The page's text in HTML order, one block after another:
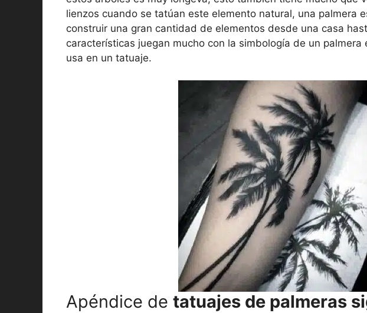
lienzos cuando se tatúan este elemento natural, una palmera
construir una gran cantidad de elementos desde una casa
características juegan mucho con la simbología de un palmera
usa en un tatuaje.
Apéndice de tatuajes de palmeras